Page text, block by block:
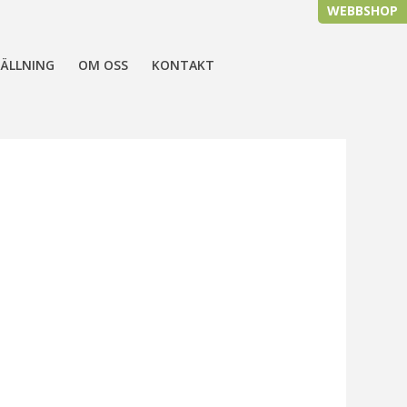
WEBBSHOP
OM OSS KONTAKT